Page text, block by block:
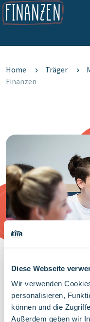
Diese Webseite
Wir verwenden
personalisieren,
können und die
Außerdem geben wir
Finanzen
Home Träger
Finanzen